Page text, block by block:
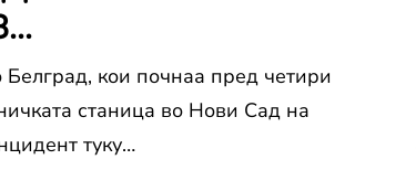
кои почнаа пред четири
станица во Нови Сад на
туку…